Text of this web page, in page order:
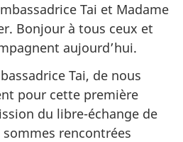
Tai et Madame
Bonjour à tous ceux et
aujourd’hui.
Tai, de nous
pour cette première
du libre-échange de
sommes rencontrées